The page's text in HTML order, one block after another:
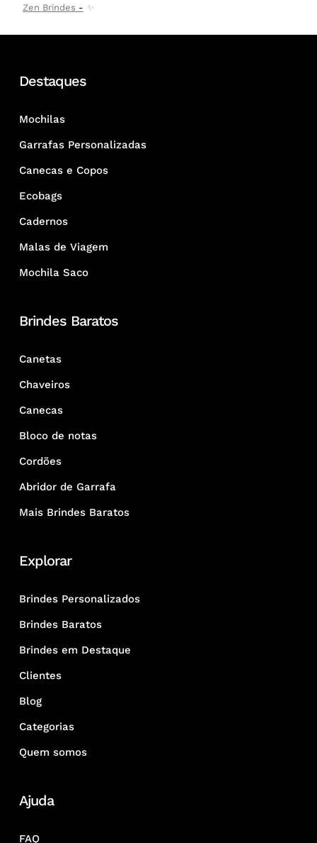
Zen Brindes
✨
Destaques
Mochilas
Garrafas Personalizadas
Canecas e Copos
Ecobags
Cadernos
Malas de Viagem
Mochila Saco
Brindes Baratos
Canetas
Chaveiros
Canecas
Bloco de notas
Cordões
Abridor de Garrafa
Mais Brindes Baratos
Explorar
Brindes Personalizados
Brindes Baratos
Brindes em Destaque
Clientes
Blog
Categorias
Quem somos
Ajuda
FAQ